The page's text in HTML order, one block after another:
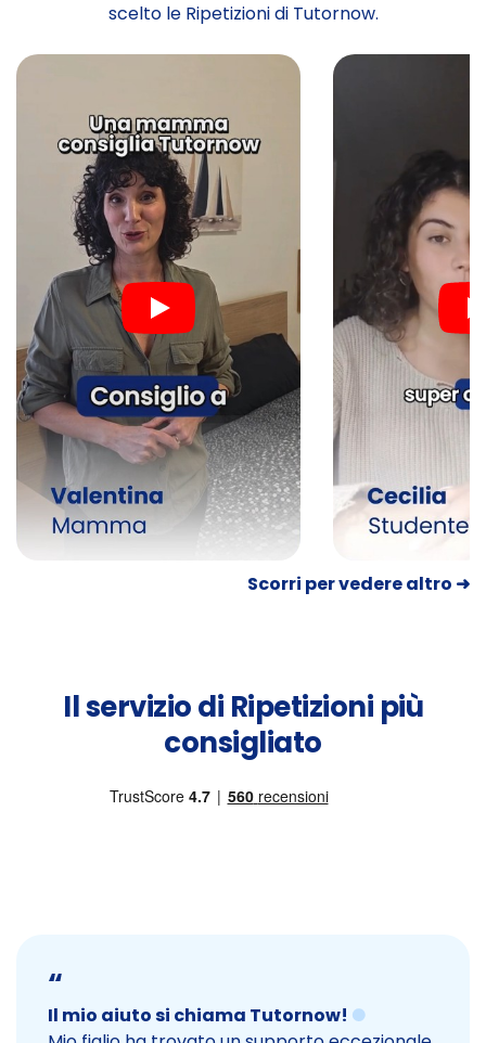
scelto le Ripetizioni di Tutornow.
Scorri per vedere altro ➜
Il servizio di Ripetizioni più
consigliato
“
Il mio aiuto si chiama Tutornow!